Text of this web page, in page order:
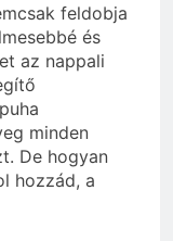
feldobja
és
az nappali
minden
De hogyan
hozzád, a